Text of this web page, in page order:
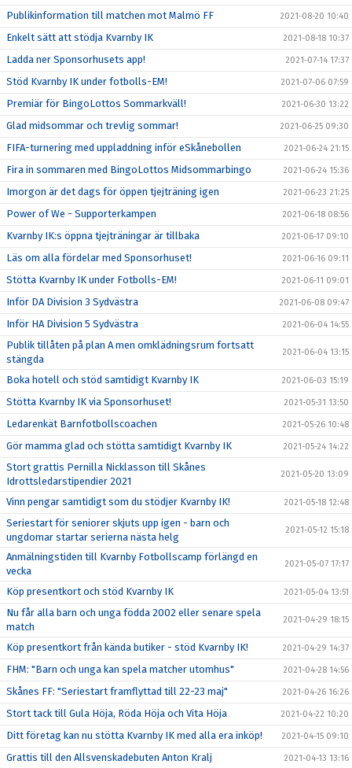
Publikinformation till matchen mot Malmö FF 2021-08-20 10:40
Enkelt sätt att stödja Kvarnby IK 2021-08-18 10:37
Ladda ner Sponsorhusets app! 2021-07-14 17:37
Stöd Kvarnby IK under fotbolls-EM! 2021-07-06 07:59
Premiär för BingoLottos Sommarkväll! 2021-06-30 13:22
Glad midsommar och trevlig sommar! 2021-06-25 09:30
FIFA-turnering med uppladdning inför eSkånebollen 2021-06-24 21:15
Fira in sommaren med BingoLottos Midsommarbingo 2021-06-24 15:36
Imorgon är det dags för öppen tjejträning igen 2021-06-23 21:25
Power of We - Supporterkampen 2021-06-18 08:56
Kvarnby IK:s öppna tjejträningar är tillbaka 2021-06-17 09:10
Läs om alla fördelar med Sponsorhuset! 2021-06-16 09:11
Stötta Kvarnby IK under Fotbolls-EM! 2021-06-11 09:01
Inför DA Division 3 Sydvästra 2021-06-08 09:47
Inför HA Division 5 Sydvästra 2021-06-04 14:55
Publik tillåten på plan A men omklädningsrum fortsatt
stängda
2021-06-04 13:15
Boka hotell och stöd samtidigt Kvarnby IK 2021-06-03 15:19
Stötta Kvarnby IK via Sponsorhuset! 2021-05-31 13:50
Ledarenkät Barnfotbollscoachen 2021-05-26 10:48
Gör mamma glad och stötta samtidigt Kvarnby IK 2021-05-24 14:22
Stort grattis Pernilla Nicklasson till Skånes
Idrottsledarstipendier 2021
2021-05-20 13:09
Vinn pengar samtidigt som du stödjer Kvarnby IK! 2021-05-18 12:48
Seriestart för seniorer skjuts upp igen - barn och
ungdomar startar serierna nästa helg
2021-05-12 15:18
Anmälningstiden till Kvarnby Fotbollscamp förlängd en
vecka
2021-05-07 17:17
Köp presentkort och stöd Kvarnby IK 2021-05-04 13:51
Nu får alla barn och unga födda 2002 eller senare spela
match
2021-04-29 18:15
Köp presentkort från kända butiker - stöd Kvarnby IK! 2021-04-29 14:37
FHM: "Barn och unga kan spela matcher utomhus" 2021-04-28 14:56
Skånes FF: "Seriestart framflyttad till 22-23 maj" 2021-04-26 16:26
Stort tack till Gula Höja, Röda Höja och Vita Höja 2021-04-22 10:20
Ditt företag kan nu stötta Kvarnby IK med alla era inköp! 2021-04-15 09:10
Grattis till den Allsvenskadebuten Anton Kralj 2021-04-13 13:16